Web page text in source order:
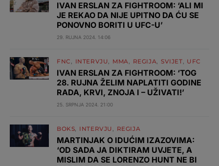
IVAN ERSLAN ZA FIGHTROOM: ‘ALI MI
JE REKAO DA NIJE UPITNO DA ĆU SE
PONOVNO BORITI U UFC-U’
29. RUJNA 2024. 14:06
FNC INTERVJU MMA REGIJA SVIJET UFC
IVAN ERSLAN ZA FIGHTROOM: ‘TOG
28. RUJNA ŽELIM NAPLATITI GODINE
RADA, KRVI, ZNOJA I – UŽIVATI!’
25. SRPNJA 2024. 21:00
BOKS INTERVJU REGIJA
MARTINJAK O IDUĆIM IZAZOVIMA:
‘OD SADA JA DIKTIRAM UVJETE, A
MISLIM DA SE LORENZO HUNT NE BI